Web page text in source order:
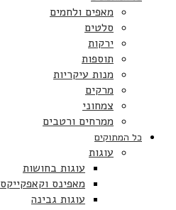
מאפים ולחמים
סלטים
ירקות
תוספות
מנות עיקריות
מרקים
צמחוני
ממרחים ורטבים
כל המתוקים
עוגות
עוגות בחושות
מאפינס וקאפקייקס
עוגות גבינה